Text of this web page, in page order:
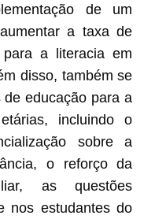
de um
a taxa de
para a literacia em
disso, também se
de educação para a
incluindo o
sobre a
o reforço da
as questões
nos estudantes do